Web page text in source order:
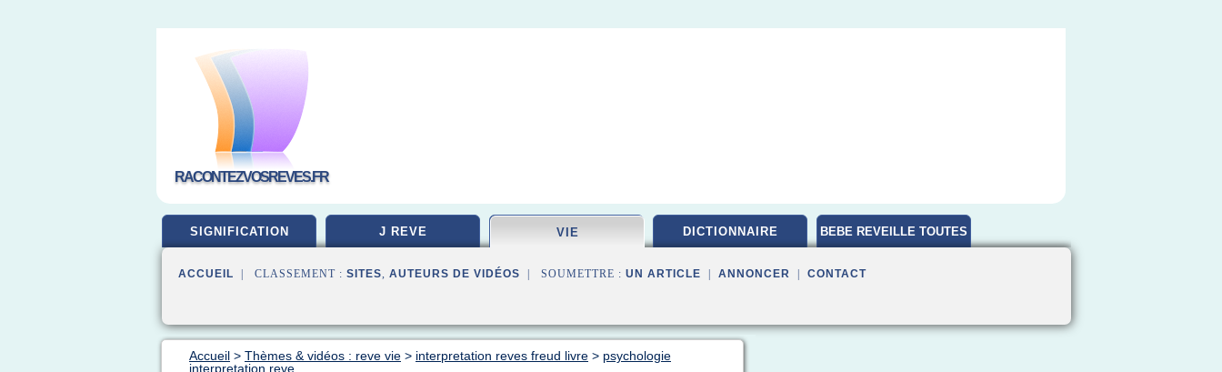
RACONTEZVOSREVES.FR
SIGNIFICATION J REVE VIE DICTIONNAIRE BEBE REVEILLE TOUTES
ACCUEIL | CLASSEMENT : SITES, AUTEURS DE VIDÉOS | SOUMETTRE : UN ARTICLE ANNONCER CONTACT
Accueil > Thèmes & vidéos : reve vie > interpretation reves freud livre > psychologie
interpretation reve